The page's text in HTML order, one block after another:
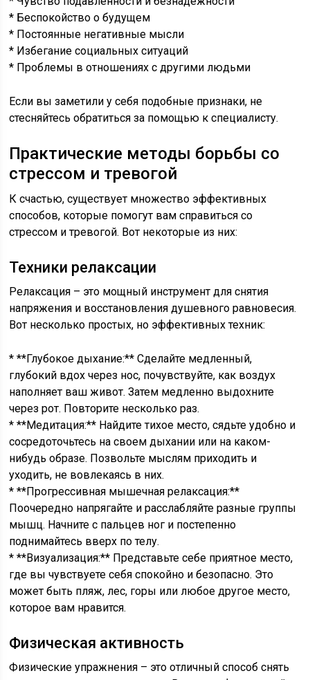
* Беспокойство о будущем
* Постоянные негативные мысли
* Избегание социальных ситуаций
* Проблемы в отношениях с другими людьми
Если вы заметили у себя подобные признаки, не
стесняйтесь обратиться за помощью к специалисту.
Практические методы борьбы со
стрессом и тревогой
К счастью, существует множество эффективных
способов, которые помогут вам справиться со
стрессом и тревогой. Вот некоторые из них:
Техники релаксации
Релаксация – это мощный инструмент для снятия
напряжения и восстановления душевного равновесия.
Вот несколько простых, но эффективных техник:
* **Глубокое дыхание:** Сделайте медленный,
глубокий вдох через нос, почувствуйте, как воздух
наполняет ваш живот. Затем медленно выдохните
через рот. Повторите несколько раз.
* **Медитация:** Найдите тихое место, сядьте удобно и
сосредоточьтесь на своем дыхании или на каком-
нибудь образе. Позвольте мыслям приходить и
уходить, не вовлекаясь в них.
* **Прогрессивная мышечная релаксация:**
Поочередно напрягайте и расслабляйте разные группы
мышц. Начните с пальцев ног и постепенно
поднимайтесь вверх по телу.
* **Визуализация:** Представьте себе приятное место,
где вы чувствуете себя спокойно и безопасно. Это
может быть пляж, лес, горы или любое другое место,
которое вам нравится.
Физическая активность
Физические упражнения – это отличный способ снять